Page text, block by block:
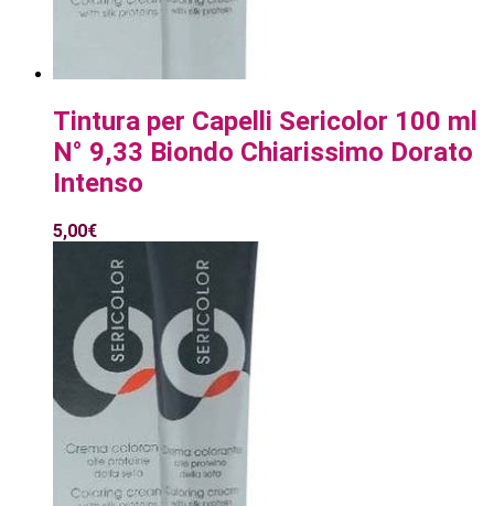
Tintura per Capelli Sericolor 100 ml
N° 9,33 Biondo Chiarissimo Dorato
Intenso
5,00€